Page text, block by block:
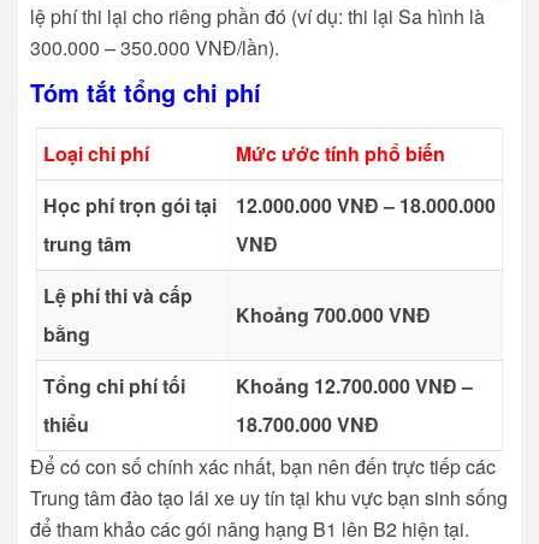
lệ phí thi lại cho riêng phần đó (ví dụ: thi lại Sa hình là
300.000 – 350.000 VNĐ/lần).
Tóm tắt tổng chi phí
Loại chi phí
Mức ước tính phổ biến
Học phí trọn gói tại
trung tâm
12.000.000 VNĐ – 18.000.000
VNĐ
Lệ phí thi và cấp
bằng
Khoảng 700.000 VNĐ
Tổng chi phí tối
thiểu
Khoảng 12.700.000 VNĐ –
18.700.000 VNĐ
Để có con số chính xác nhất, bạn nên đến trực tiếp các
Trung tâm đào tạo lái xe uy tín tại khu vực bạn sinh sống
để tham khảo các gói nâng hạng B1 lên B2 hiện tại.